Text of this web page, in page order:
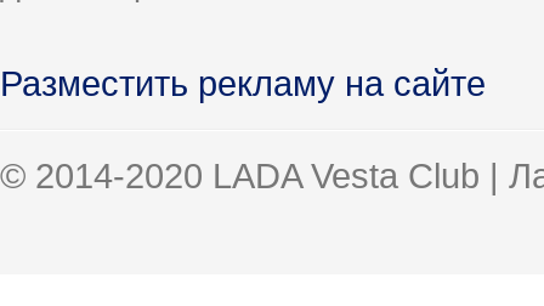
Разместить рекламу на сайте
© 2014-2020 LADA Vesta Club |